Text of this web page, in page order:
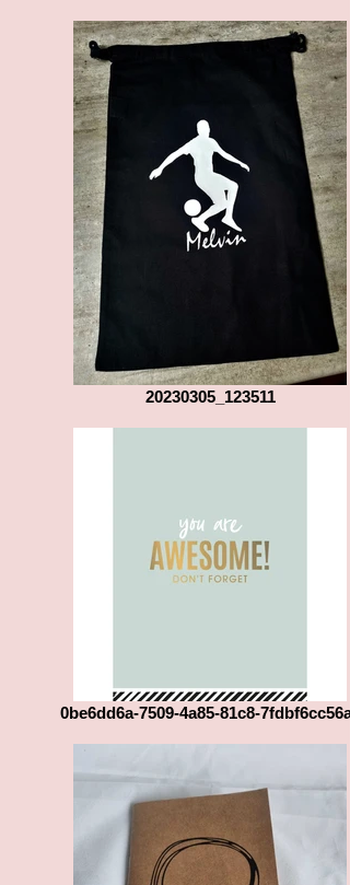
20230305_123511
0be6dd6a-7509-4a85-81c8-7fdbf6cc56a0